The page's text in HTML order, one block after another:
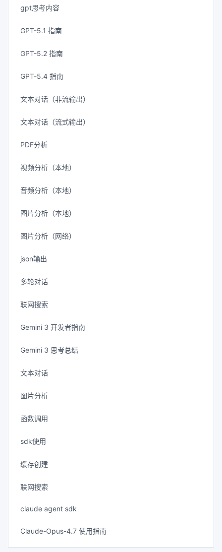
gpt思考内容
GPT-5.1 指南
GPT-5.2 指南
GPT-5.4 指南
文本对话（非流输出）
文本对话（流式输出）
PDF分析
视频分析（本地）
音频分析（本地）
图片分析（本地）
图片分析（网络）
json输出
多轮对话
联网搜索
Gemini 3 开发者指南
Gemini 3 思考总结
文本对话
图片分析
函数调用
sdk使用
缓存创建
联网搜索
claude agent sdk
Claude-Opus-4.7 使用指南